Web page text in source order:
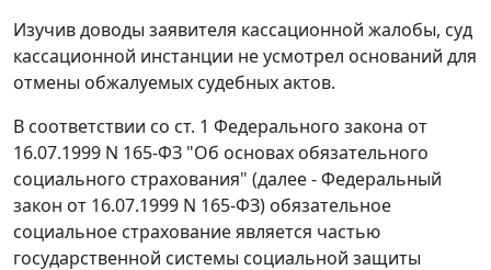
Изучив доводы заявителя кассационной жалобы, суд
кассационной инстанции не усмотрел оснований для
отмены обжалуемых судебных актов.
В соответствии со ст. 1 Федерального закона от
16.07.1999 N 165-ФЗ "Об основах обязательного
социального страхования" (далее - Федеральный
закон от 16.07.1999 N 165-ФЗ) обязательное
социальное страхование является частью
государственной системы социальной защиты